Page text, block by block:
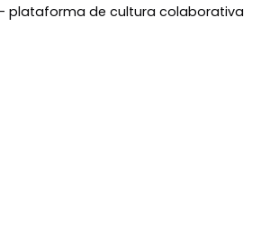
plataforma de cultura colaborativa